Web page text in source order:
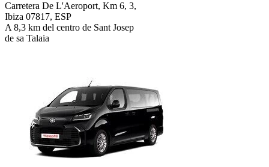
Carretera De L'Aeroport, Km 6, 3,
Ibiza 07817, ESP
A 8,3 km del centro de Sant Josep
de sa Talaia